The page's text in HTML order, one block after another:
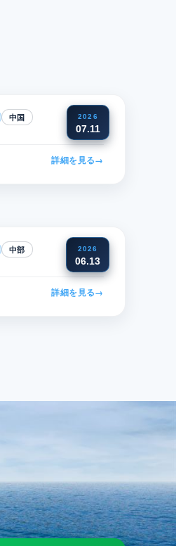
2026
07.11
中国
詳細を見る→
2026
06.13
中部
詳細を見る→